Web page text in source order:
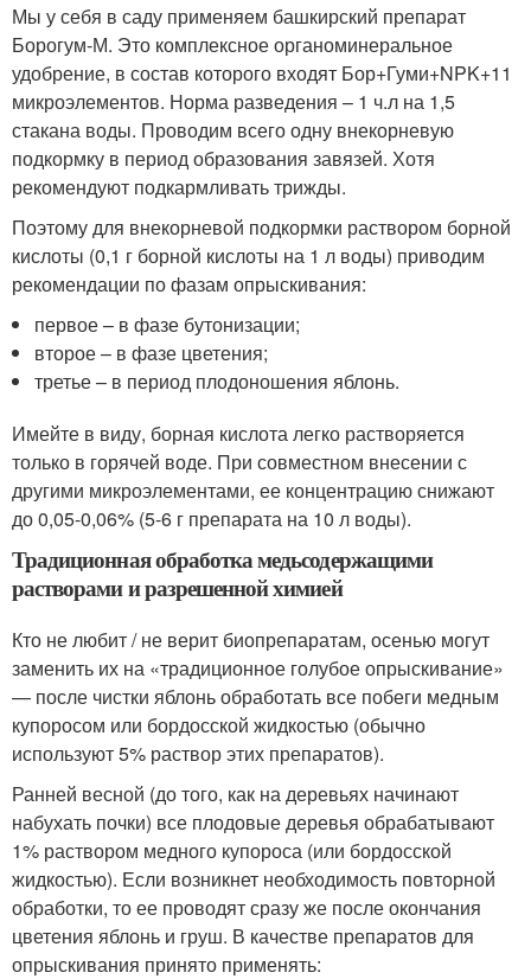
Мы у себя в саду применяем башкирский препарат
Борогум-М. Это комплексное органоминеральное
удобрение, в состав которого входят Бор+Гуми+NPK+11
микроэлементов. Норма разведения – 1 ч.л на 1,5
стакана воды. Проводим всего одну внекорневую
подкормку в период образования завязей. Хотя
рекомендуют подкармливать трижды.
Поэтому для внекорневой подкормки раствором борной
кислоты (0,1 г борной кислоты на 1 л воды) приводим
рекомендации по фазам опрыскивания:
первое – в фазе бутонизации;
второе – в фазе цветения;
третье – в период плодоношения яблонь.
Имейте в виду, борная кислота легко растворяется
только в горячей воде. При совместном внесении с
другими микроэлементами, ее концентрацию снижают
до 0,05-0,06% (5-6 г препарата на 10 л воды).
Традиционная обработка медьсодержащими
растворами и разрешенной химией
Кто не любит / не верит биопрепаратам, осенью могут
заменить их на «традиционное голубое опрыскивание»
— после чистки яблонь обработать все побеги медным
купоросом или бордосской жидкостью (обычно
используют 5% раствор этих препаратов).
Ранней весной (до того, как на деревьях начинают
набухать почки) все плодовые деревья обрабатывают
1% раствором медного купороса (или бордосской
жидкостью). Если возникнет необходимость повторной
обработки, то ее проводят сразу же после окончания
цветения яблонь и груш. В качестве препаратов для
опрыскивания принято применять: